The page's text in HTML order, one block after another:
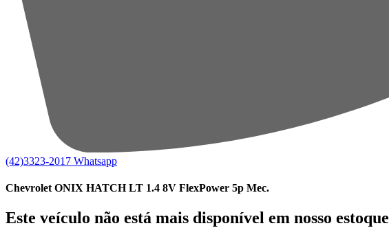
(42)3323-2017 Whatsapp
Chevrolet ONIX HATCH LT 1.4 8V FlexPower 5p Mec.
Este veículo não está mais disponível em nosso estoque